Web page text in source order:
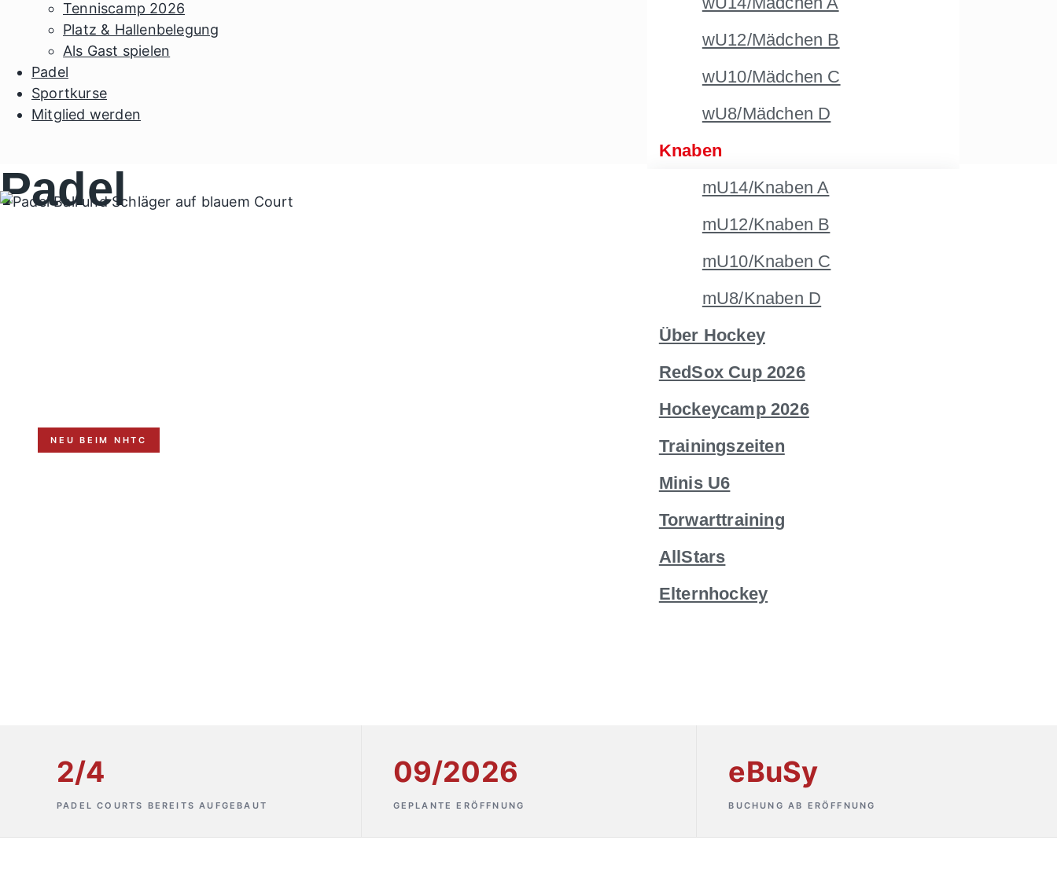
Tenniscamp 2026
Platz & Hallenbelegung
Als Gast spielen
Padel
Sportkurse
Mitglied werden
wU12/Mädchen B
wU10/Mädchen C
wU8/Mädchen D
Knaben
mU14/Knaben A
mU12/Knaben B
mU10/Knaben C
mU8/Knaben D
Über Hockey
RedSox Cup 2026
Hockeycamp 2026
Trainingszeiten
Minis U6
Torwarttraining
AllStars
Elternhockey
Padel
NEU BEIM NHTC
2/4
PADEL COURTS BEREITS AUFGEBAUT
09/2026
GEPLANTE ERÖFFNUNG
eBuSy
BUCHUNG AB ERÖFFNUNG